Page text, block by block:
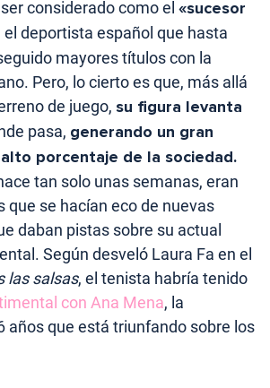
considerado como el «sucesor
el deportista español que hasta
mayores títulos con la
Pero, lo cierto es que, más allá
de juego, su figura levanta
pasa, generando un gran
porcentaje de la sociedad.
tan solo unas semanas, eran
que se hacían eco de nuevas
daban pistas sobre su actual
Según desveló Laura Fa en el
las salsas, el tenista habría tenido
con Ana Mena, la
años que está triunfando sobre los